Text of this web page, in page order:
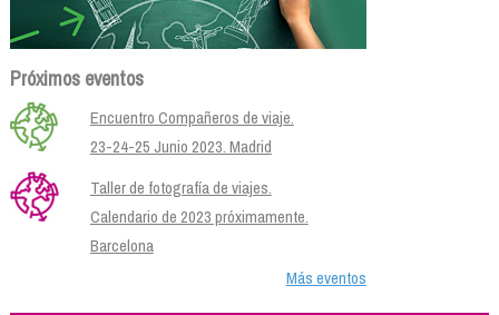
Próximos eventos
Encuentro Compañeros de viaje.
23-24-25 Junio 2023. Madrid
Taller de fotografía de viajes.
Calendario de 2023 próximamente.
Barcelona
Más eventos